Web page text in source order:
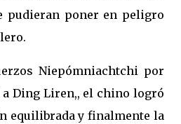
pudieran poner en peligro
Niepómniachtchi por
Ding Liren,, el chino logró
equilibrada y finalmente la